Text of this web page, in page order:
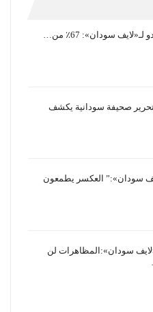
سودان»: 67٪ من…
تحرير صحيفة سودانية يكشف
سودان»:” العكسر يطمعون
سودان»:المظاهرات لن